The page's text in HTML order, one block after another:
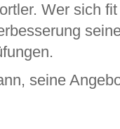
Wer sich
seine